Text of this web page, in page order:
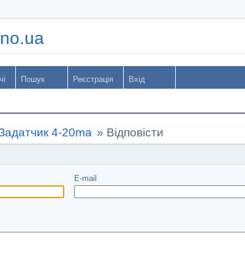
Пошук Реєстрація Вхід
4-20ma » Відповісти
і натисніть Надіслати
E-mail